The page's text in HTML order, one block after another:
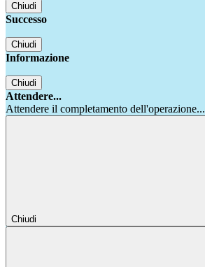
Chiudi
Successo
Chiudi
Informazione
Chiudi
Attendere...
Attendere il completamento dell'operazione...
Chiudi